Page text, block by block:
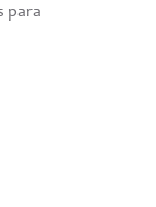
para